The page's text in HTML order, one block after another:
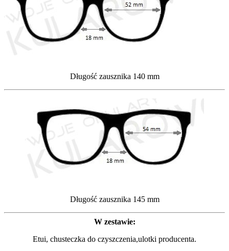
Długość zausznika 140 mm
Długość zausznika 145 mm
W zestawie:
Etui, chusteczka do czyszczenia,ulotki producenta.